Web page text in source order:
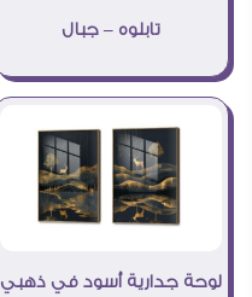
تابلوه – جبال
لوحة جدارية أسود في ذهبي